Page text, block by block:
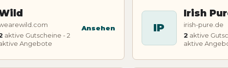
aktive Gutscheine - 2
Angebote
Ansehen IP
Irish
irish-pure.de
2 aktive
aktive